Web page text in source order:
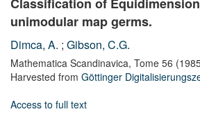
unimodular map germs.
Dimca, A. ; Gibson, C.G.
Mathematica Scandinavica, Tome 56
Harvested from Göttinger
Access to full text